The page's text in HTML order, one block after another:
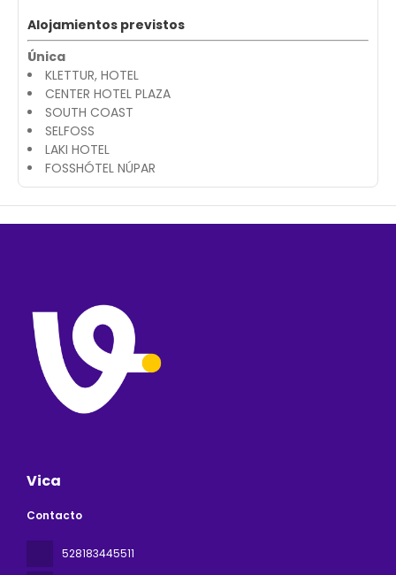
Alojamientos previstos
Única
KLETTUR, HOTEL
CENTER HOTEL PLAZA
SOUTH COAST
SELFOSS
LAKI HOTEL
FOSSHÓTEL NÚPAR
Vica
Contacto
528183445511